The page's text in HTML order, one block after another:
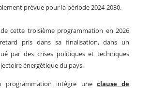
prévue pour la période 2024-2030.
cette troisième programmation en 2026
pris dans sa finalisation, dans un
par des crises politiques et techniques
énergétique du pays.
programmation intègre une clause de